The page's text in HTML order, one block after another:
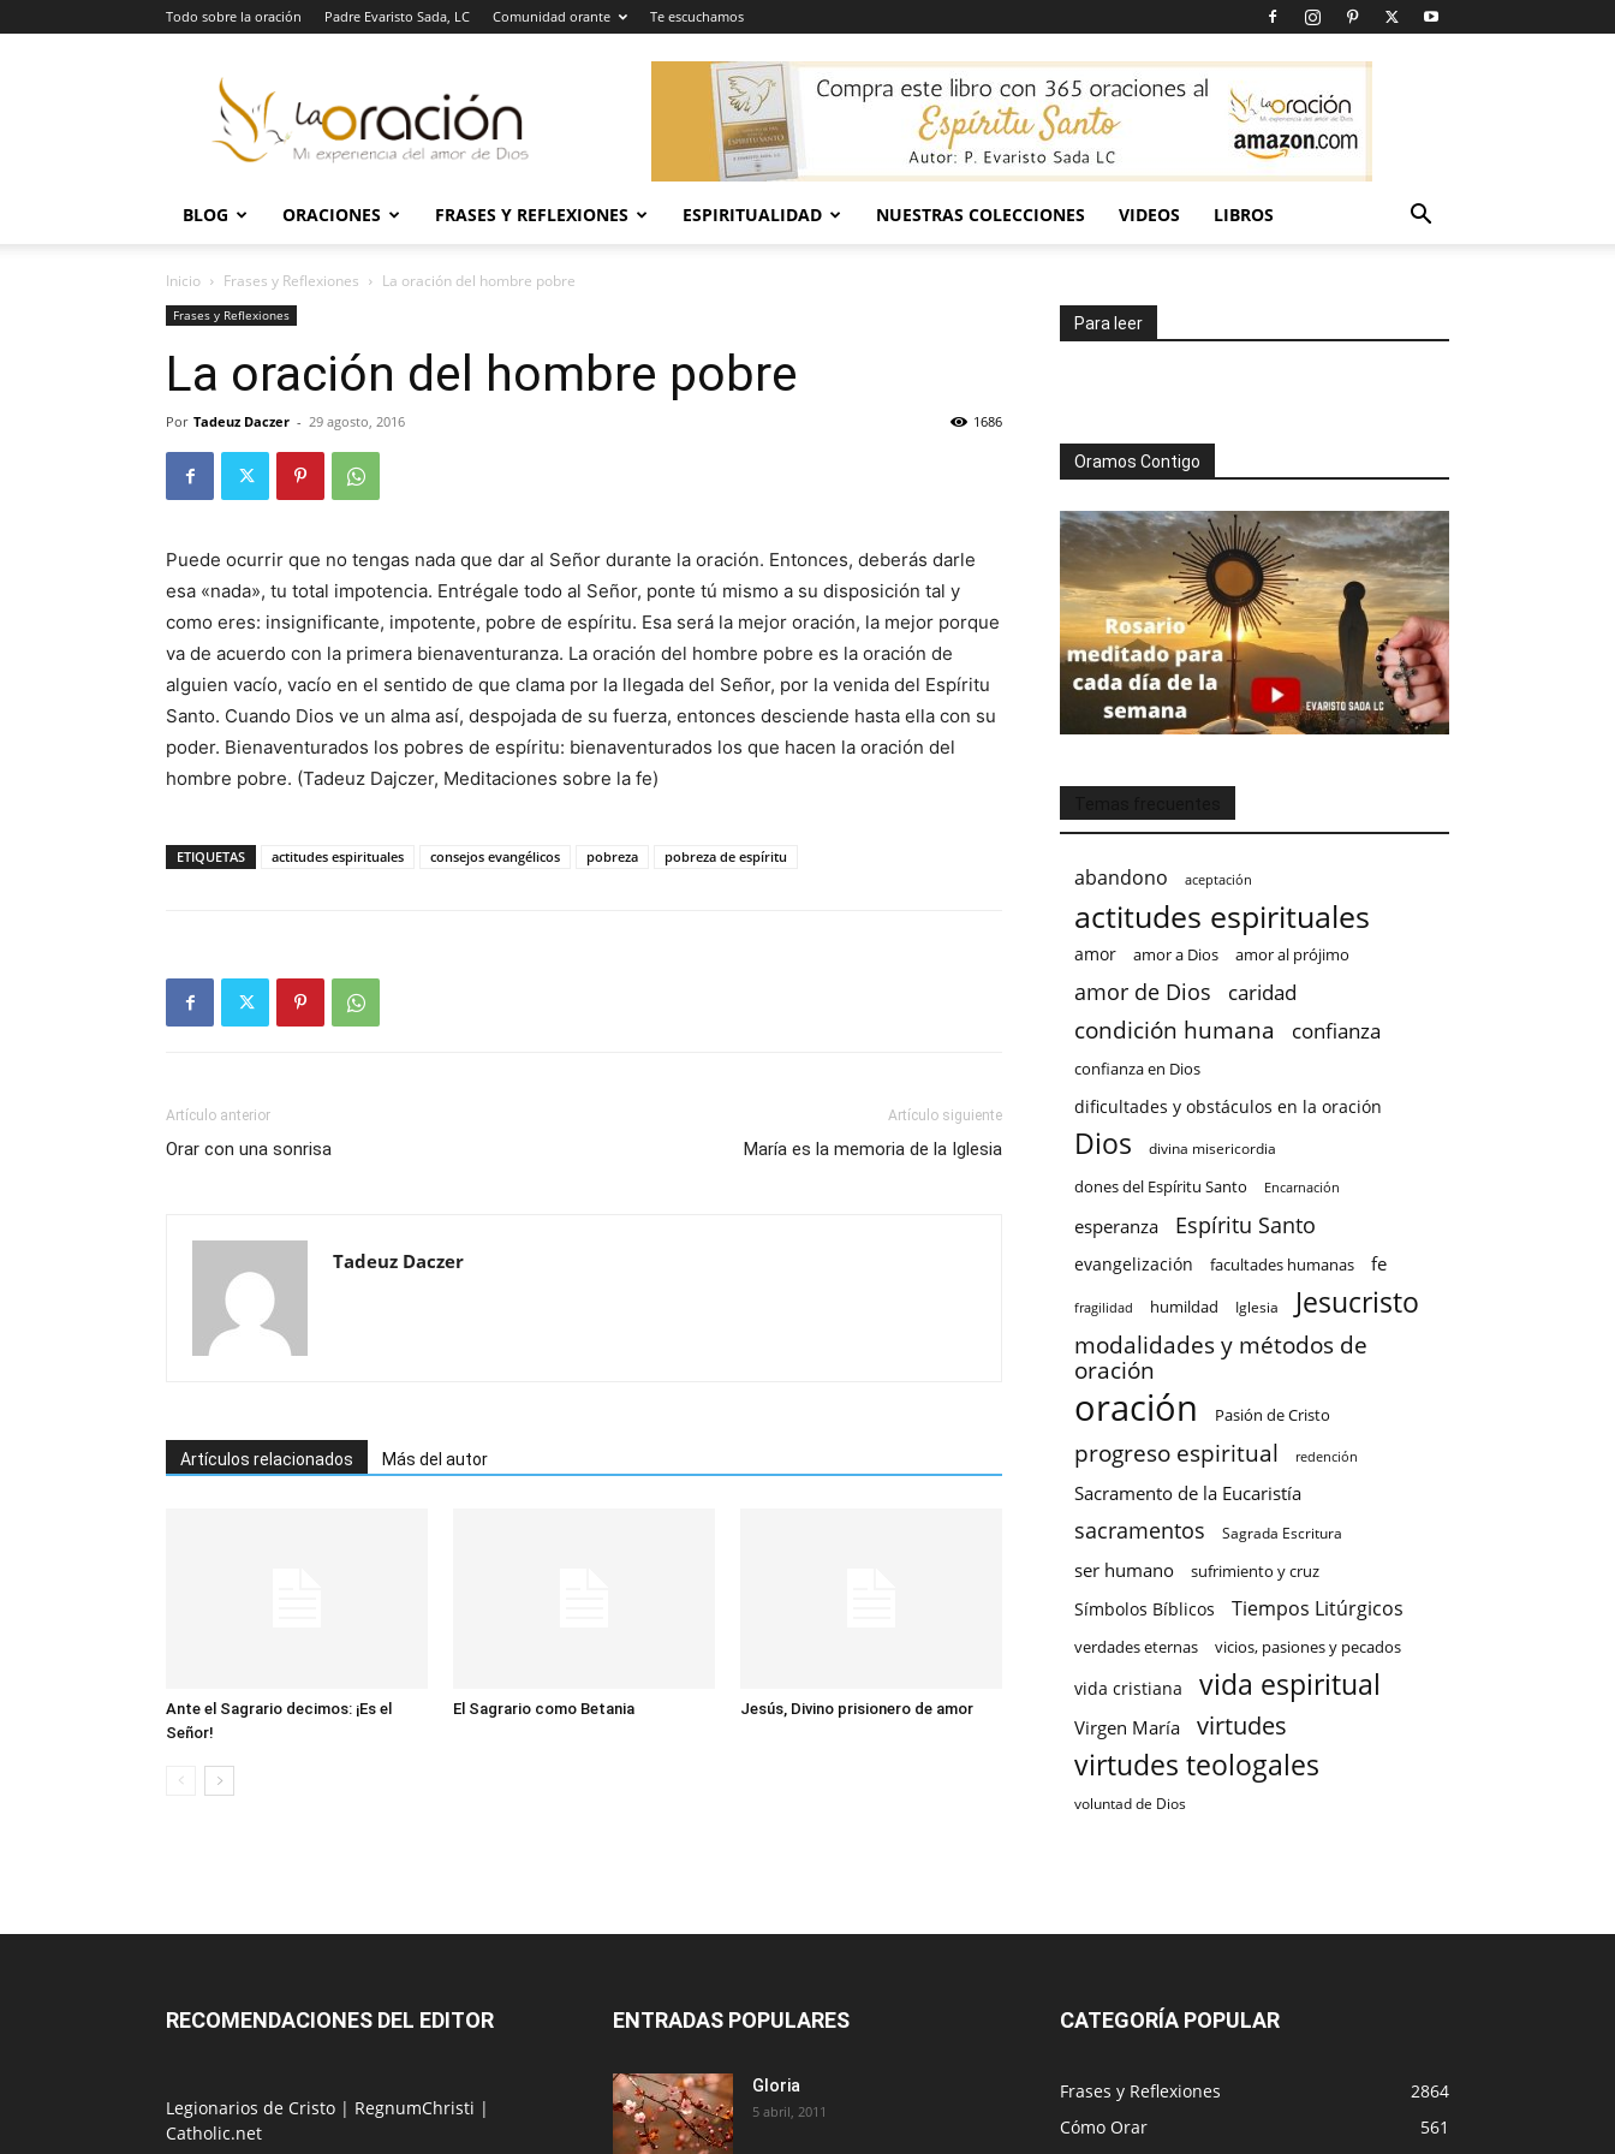
Todo sobre la oración Padre Evaristo Sada, LC Comunidad orante Te escuchamos
Oración
BLOG ORACIONES FRASES Y REFLEXIONES ESPIRITUALIDAD NUESTRAS COLECCIONES VIDEOS LIBROS
Inicio Frases y Reflexiones La oración del hombre pobre
Frases y Reflexiones
La oración del hombre pobre
Por Tadeuz Daczer - 29 agosto, 2016 1686
Puede ocurrir que no tengas nada que dar al Señor durante la oración. Entonces, deberás darle
esa «nada», tu total impotencia. Entrégale todo al Señor, ponte tú mismo a su disposición tal y
como eres: insignificante, impotente, pobre de espíritu. Esa será la mejor oración, la mejor porque
va de acuerdo con la primera bienaventuranza. La oración del hombre pobre es la oración de
alguien vacío, vacío en el sentido de que clama por la llegada del Señor, por la venida del Espíritu
Santo. Cuando Dios ve un alma así, despojada de su fuerza, entonces desciende hasta ella con su
poder. Bienaventurados los pobres de espíritu: bienaventurados los que hacen la oración del
hombre pobre. (Tadeuz Dajczer, Meditaciones sobre la fe)
ETIQUETAS actitudes espirituales consejos evangélicos pobreza pobreza de espíritu
Artículo anterior
Orar con una sonrisa
Artículo siguiente
María es la memoria de la Iglesia
Tadeuz Daczer
Artículos relacionados Más del autor
Ante el Sagrario decimos: ¡Es el
Señor!
El Sagrario como Betania Jesús, Divino prisionero de amor
Para leer
Oramos Contigo
abandono aceptación
actitudes espirituales
amor amor a Dios amor al prójimo
amor de Dios caridad
condición humana confianza
confianza en Dios
dificultades y obstáculos en la oración
Dios divina misericordia
dones del Espíritu Santo Encarnación
esperanza Espíritu Santo
evangelización facultades humanas fe
fragilidad humildad Iglesia Jesucristo
modalidades y métodos de
oración
oración Pasión de Cristo
progreso espiritual redención
Sacramento de la Eucaristía
sacramentos Sagrada Escritura
ser humano sufrimiento y cruz
Símbolos Bíblicos Tiempos Litúrgicos
verdades eternas vicios, pasiones y pecados
vida cristiana vida espiritual
Virgen María virtudes
virtudes teologales
voluntad de Dios
RECOMENDACIONES DEL EDITOR
Legionarios de Cristo | RegnumChristi |
Catholic.net
ENTRADAS POPULARES
Gloria
5 abril, 2011
CATEGORÍA POPULAR
Frases y Reflexiones
2864
Cómo Orar
561